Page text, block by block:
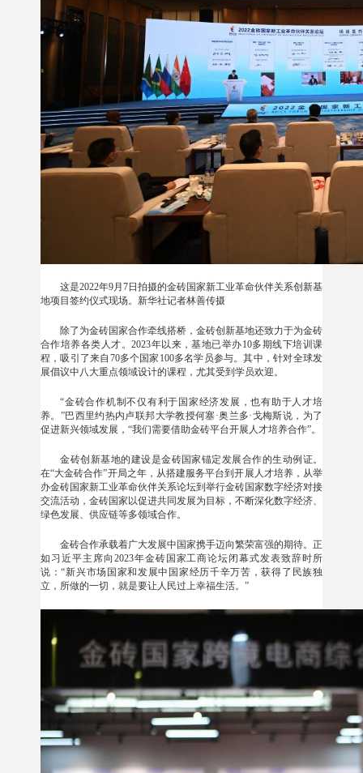
这是2022年9月7日拍摄的金砖国家新工业革命伙伴关系创新基
地项目签约仪式现场。新华社记者林善传摄
除了为金砖国家合作牵线搭桥，金砖创新基地还致力于为金砖
合作培养各类人才。2023年以来，基地已举办10多期线下培训课
程，吸引了来自70多个国家100多名学员参与。其中，针对全球发
展倡议中八大重点领域设计的课程，尤其受到学员欢迎。
“金砖合作机制不仅有利于国家经济发展，也有助于人才培
养。”巴西里约热内卢联邦大学教授何塞·奥兰多·戈梅斯说，为了
促进新兴领域发展，“我们需要借助金砖平台开展人才培养合作”。
金砖创新基地的建设是金砖国家锚定发展合作的生动例证。
在“大金砖合作”开局之年，从搭建服务平台到开展人才培养，从举
办金砖国家新工业革命伙伴关系论坛到举行金砖国家数字经济对接
交流活动，金砖国家以促进共同发展为目标，不断深化数字经济、
绿色发展、供应链等多领域合作。
金砖合作承载着广大发展中国家携手迈向繁荣富强的期待。正
如习近平主席向2023年金砖国家工商论坛闭幕式发表致辞时所
说：“新兴市场国家和发展中国家经历千辛万苦，获得了民族独
立，所做的一切，就是要让人民过上幸福生活。”